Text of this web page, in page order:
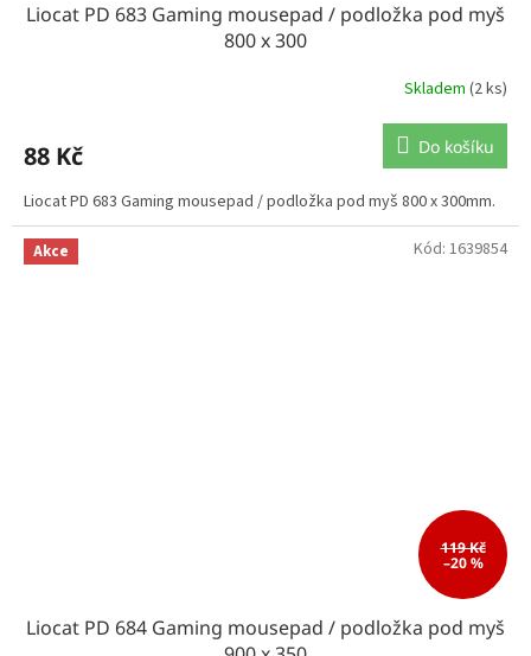
Liocat PD 683 Gaming mousepad / podložka pod myš
800 x 300
Skladem (2 ks)
88 Kč Do košíku
Liocat PD 683 Gaming mousepad / podložka pod myš 800 x 300mm.
Akce
119 Kč
–20 %
Liocat PD 684 Gaming mousepad / podložka pod myš
Kód: 1639854